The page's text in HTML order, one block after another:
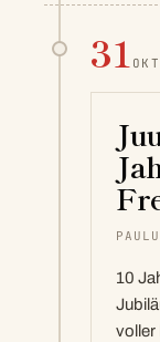
31
10
voller